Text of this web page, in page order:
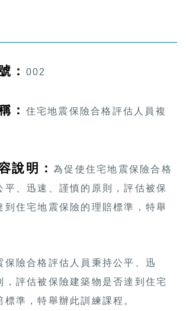
： 002
：
住宅地震保險合格評估人員複
說明：為促使住宅地震保險合格
平、迅速、謹慎的原則，評估被保
到住宅地震保險的理賠標準，特舉
保險合格評估人員秉持公平、迅
，評估被保險建築物是否達到住宅
標準，特舉辦此訓練課程。